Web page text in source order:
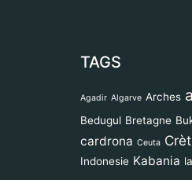
TAGS
Agadir Algarve Arches
Bedugul Bretagne
cardrona Ceuta
Indonesie Kabania